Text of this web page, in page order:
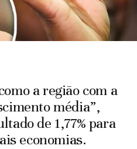
a região com a
média”,
de 1,77% para
economias.